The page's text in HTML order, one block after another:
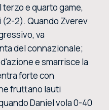
e quarto game,
2). Quando Zverev
va
del connazionale;
e smarrisce la
forte con
fruttano lauti
Daniel vola 0-40